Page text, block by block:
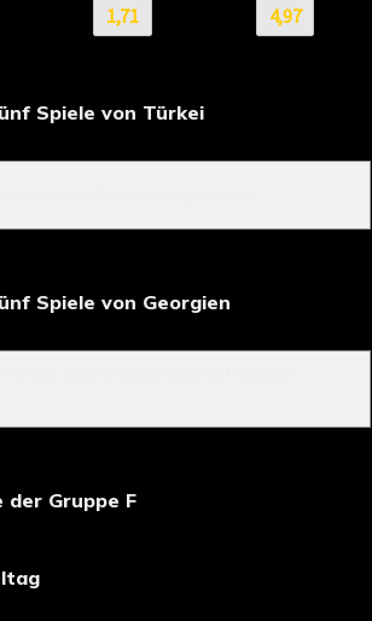
1,71 4,97
Spiele von Türkei
Spiele von Georgien
Gruppe F